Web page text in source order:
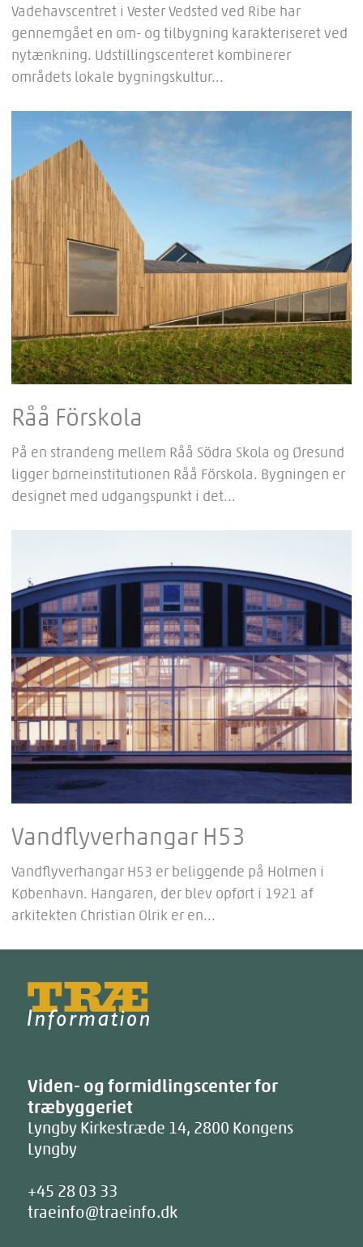
Vadehavscentret i Vester Vedsted ved Ribe har
gennemgået en om- og tilbygning karakteriseret ved
nytænkning. Udstillingscenteret kombinerer
områdets lokale bygningskultur...
Råå Förskola
På en strandeng mellem Råå Södra Skola og Øresund
ligger børneinstitu­tionen Råå Förskola. Bygningen er
designet med udgangspunkt i det...
Vandflyverhangar H53
Vandflyverhangar H53 er beliggende på Holmen i
København. Hangaren, der blev opført i 1921 af
arkitekten Christian Olrik er en...
Træinfo
Viden- og formidlingscenter for
træbyggeriet
Lyngby Kirkestræde 14, 2800 Kongens
Lyngby
+45 28 03 33
traeinfo@traeinfo.dk